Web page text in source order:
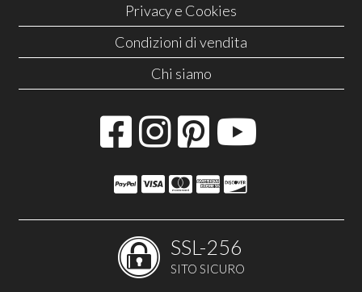
Privacy e Cookies
Condizioni di vendita
Chi siamo
SSL-256
SITO SICURO